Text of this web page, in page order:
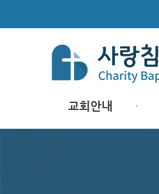
교회안내